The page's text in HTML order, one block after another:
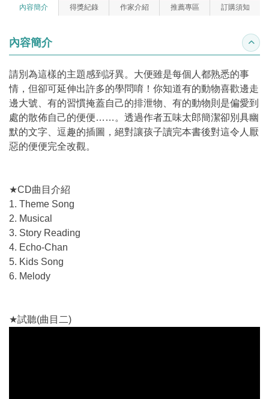
內容簡介 得獎紀錄 作家介紹 推薦專區 訂購須知
內容簡介 收合
請別為這樣的主題感到訝異。大便雖是每個人都熟悉的事
情，但卻可延伸出許多的學問唷！你知道有的動物喜歡邊走
邊大號、有的習慣掩蓋自己的排泄物、有的動物則是偏愛到
處的散佈自己的便便……。透過作者五味太郎簡潔卻別具幽
默的文字、逗趣的插圖，絕對讓孩子讀完本書後對這令人厭
惡的便便完全改觀。
★CD曲目介紹
1. Theme Song
2. Musical
3. Story Reading
4. Echo-Chan
5. Kids Song
6. Melody
★試聽(曲目二)